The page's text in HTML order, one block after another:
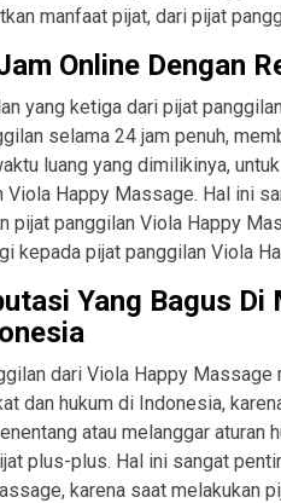
manfaat pijat, dari pijat
Online Dengan
yang ketiga dari pijat
selama 24 jam penuh,
luang yang dimilikinya,
Viola Happy Massage. Hal ini
pijat panggilan Viola Happy
kepada pijat panggilan Viola
Yang Bagus
dari Viola Happy
dan hukum di Indonesia,
atau melanggar aturan
plus-plus. Hal ini sangat
karena saat melakukan